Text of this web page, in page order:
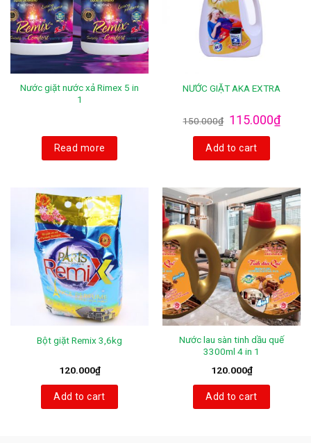
Nước giặt nước xả Rimex 5 in
1
Read more
NƯỚC GIẶT AKA EXTRA
150.000₫ 115.000₫
Add to cart
Bột giặt Remix 3,6kg
120.000₫
Add to cart
Nước lau sàn tinh dầu quế
3300ml 4 in 1
120.000₫
Add to cart